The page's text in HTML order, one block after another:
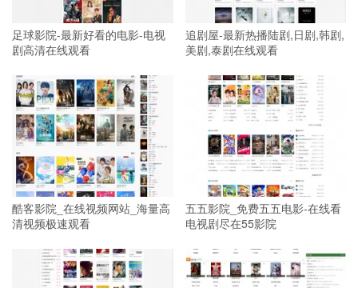
足球影院-最新好看的电影-电视
剧高清在线观看
追剧屋-最新热播陆剧,日剧,韩剧,
美剧,泰剧在线观看
酷客影院_在线视频网站_海量高
清视频极速观看
五五影院_免费五五电影-在线看
电视剧尽在55影院